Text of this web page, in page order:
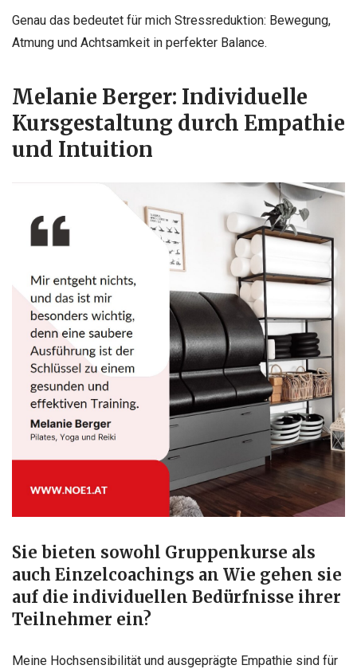
Genau das bedeutet für mich Stressreduktion: Bewegung,
Atmung und Achtsamkeit in perfekter Balance.
Melanie Berger: Individuelle
Kursgestaltung durch Empathie
und Intuition
Sie bieten sowohl Gruppenkurse als
auch Einzelcoachings an Wie gehen sie
auf die individuellen Bedürfnisse ihrer
Teilnehmer ein?
Meine Hochsensibilität und ausgeprägte Empathie sind für